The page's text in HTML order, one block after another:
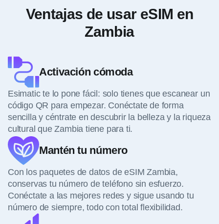
Ventajas de usar eSIM en
Zambia
Activación cómoda
Esimatic te lo pone fácil: solo tienes que escanear un
código QR para empezar. Conéctate de forma
sencilla y céntrate en descubrir la belleza y la riqueza
cultural que Zambia tiene para ti.
Mantén tu número
Con los paquetes de datos de eSIM Zambia,
conservas tu número de teléfono sin esfuerzo.
Conéctate a las mejores redes y sigue usando tu
número de siempre, todo con total flexibilidad.